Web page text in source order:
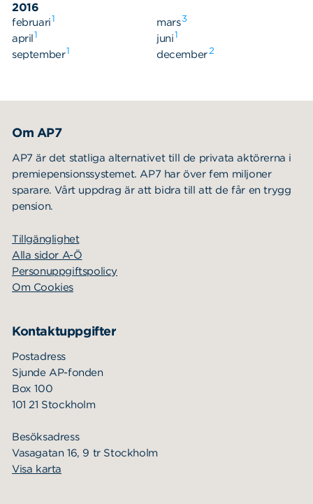
2016
februari1 mars3
april 1 juni1
september1 december2
Om AP7
AP7 är det statliga alternativet till de privata aktörerna i
premiepensionssystemet. AP7 har över fem miljoner
sparare. Vårt uppdrag är att bidra till att de får en trygg
pension.
Tillgänglighet
Alla sidor A-Ö
Personuppgiftspolicy
Om Cookies
Kontaktuppgifter
Postadress
Sjunde AP-fonden
Box 100
101 21 Stockholm
Besöksadress
Vasagatan 16, 9 tr Stockholm
Visa karta